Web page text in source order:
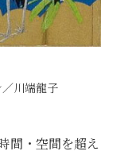
川端龍子
間・空間を超え